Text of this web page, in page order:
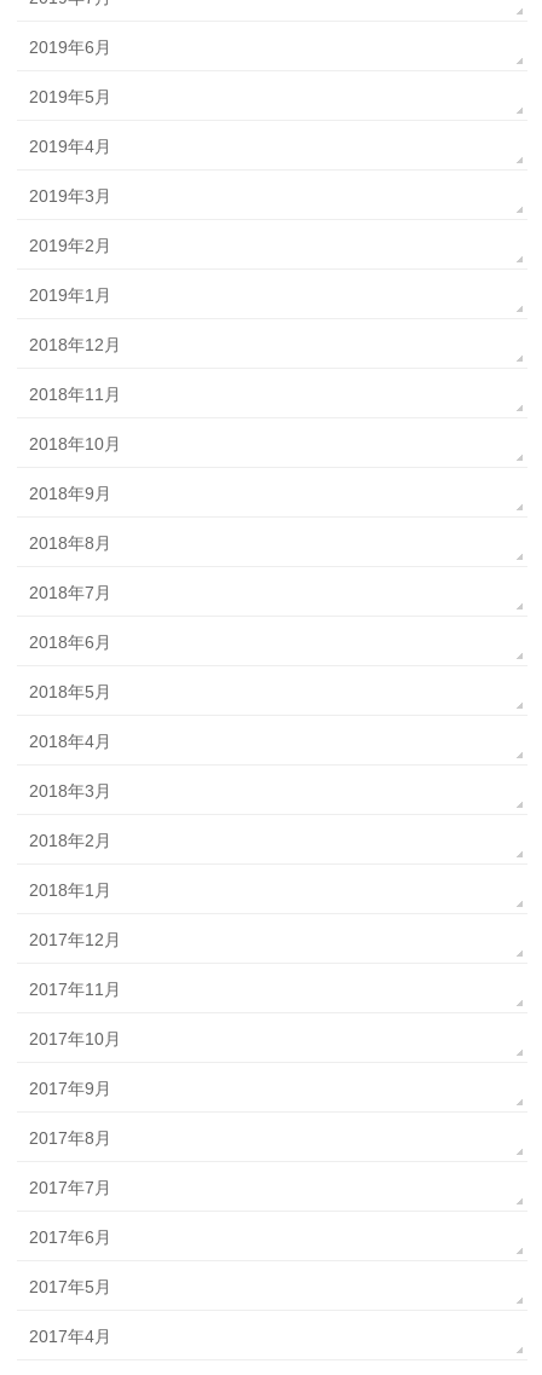
2019年6月
2019年5月
2019年4月
2019年3月
2019年2月
2019年1月
2018年12月
2018年11月
2018年10月
2018年9月
2018年8月
2018年7月
2018年6月
2018年5月
2018年4月
2018年3月
2018年2月
2018年1月
2017年12月
2017年11月
2017年10月
2017年9月
2017年8月
2017年7月
2017年6月
2017年5月
2017年4月